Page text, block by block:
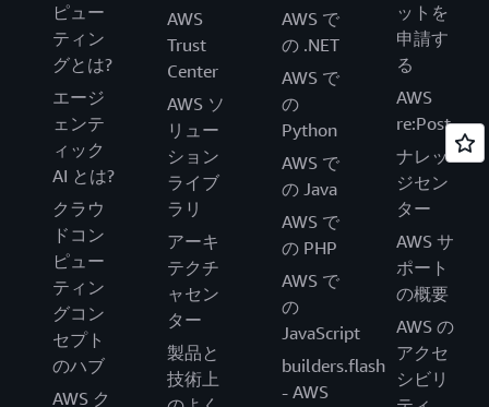
ピュー
ティン
グとは?
エージ
ェンテ
ィック
AI とは?
クラウ
ドコン
ピュー
ティン
グコン
セプト
のハブ
AWS ク
AWS
Trust
Center
AWS ソ
リュー
ション
ライブ
ラリ
アーキ
テクチ
ャセン
ター
製品と
技術上
AWS で
の .NET
AWS で
の
Python
AWS で
の Java
AWS で
の PHP
AWS で
の
JavaScript
builders.flash
- AWS
ットを
申請す
る
AWS
re:Post
ナレッ
ジセン
ター
AWS サ
ポート
の概要
AWS の
アクセ
シビリ